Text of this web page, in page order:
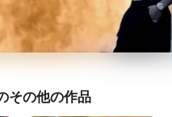
その他の作品